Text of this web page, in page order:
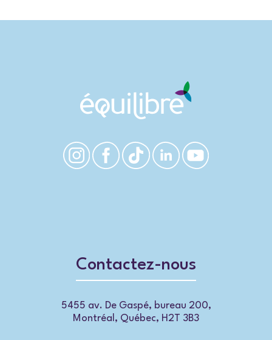
Contactez-nous
5455 av. De Gaspé, bureau 200,
Montréal, Québec, H2T 3B3